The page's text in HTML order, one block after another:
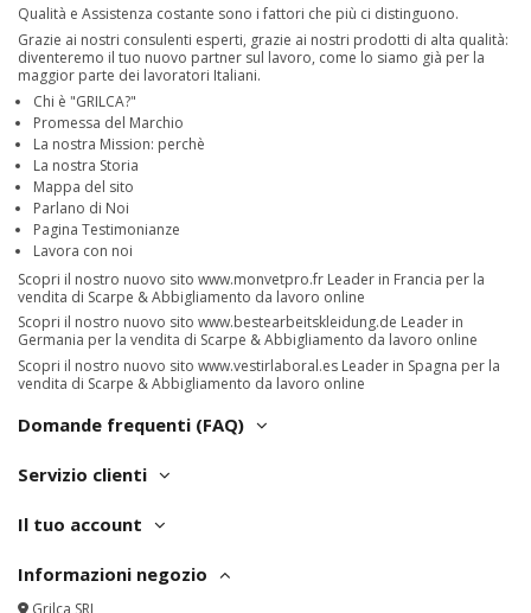
Qualità e Assistenza costante sono i fattori che più ci distinguono.
Grazie ai nostri consulenti esperti, grazie ai nostri prodotti di alta qualità:
diventeremo il tuo nuovo partner sul lavoro, come lo siamo già per la
maggior parte dei lavoratori Italiani.
Chi è "GRILCA?"
Promessa del Marchio
La nostra Mission: perchè
La nostra Storia
Mappa del sito
Parlano di Noi
Pagina Testimonianze
Lavora con noi
Scopri il nostro nuovo sito www.monvetpro.fr Leader in Francia per la
vendita di Scarpe & Abbigliamento da lavoro online
Scopri il nostro nuovo sito www.bestearbeitskleidung.de Leader in
Germania per la vendita di Scarpe & Abbigliamento da lavoro online
Scopri il nostro nuovo sito www.vestirlaboral.es Leader in Spagna per la
vendita di Scarpe & Abbigliamento da lavoro online
Domande frequenti (FAQ)
Servizio clienti
Il tuo account
Informazioni negozio
Grilca SRL